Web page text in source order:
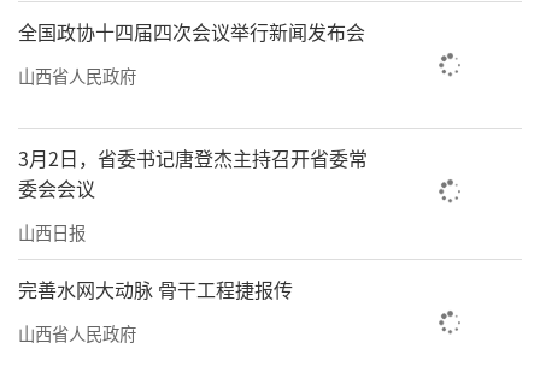
全国政协十四届四次会议举行新闻发布会
山西省人民政府
3月2日，省委书记唐登杰主持召开省委常
委会会议
山西日报
完善水网大动脉 骨干工程捷报传
山西省人民政府